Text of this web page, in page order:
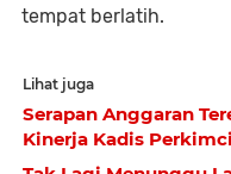
tempat berlatih.
Lihat juga
Serapan Anggaran
Kinerja Kadis